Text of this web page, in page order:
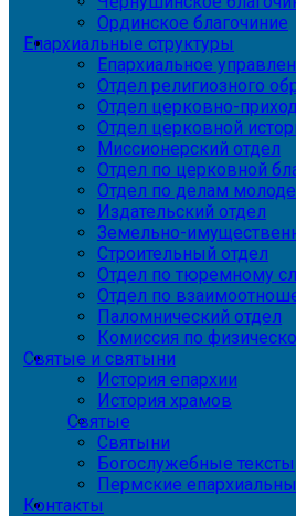
Ординское благочиние
Епархиальные структуры
Епархиальное
Отдел религиозного
Отдел церковно-
Отдел церковной
Миссионерский отдел
Отдел по церковной
Отдел по делам
Издательский отдел
Земельно-
Строительный отдел
Отдел по тюремному
Отдел по
Паломнический отдел
Комиссия по
Святые и святыни
История епархии
История храмов
Святые
Святыни
Богослужебные тексты
Пермские
Контакты